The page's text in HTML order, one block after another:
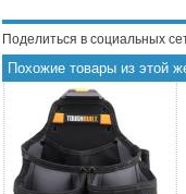
Поделиться в социальных
Похожие товары из этой